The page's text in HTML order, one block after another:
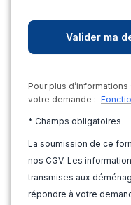
Pour plus
votre demande :
* Champs obligatoires
La soumission de ce
nos CGV. Les
transmises aux
répondre à votre